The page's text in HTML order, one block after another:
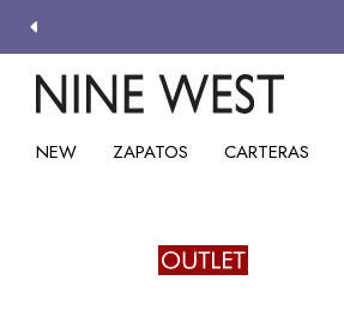
NEW ZAPATOS CARTERAS